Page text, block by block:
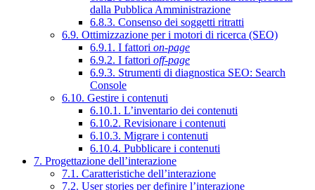
dalla Pubblica Amministrazione
6.8.3. Consenso dei soggetti ritratti
6.9. Ottimizzazione per i motori di ricerca (SEO)
6.9.1. I fattori on-page
6.9.2. I fattori off-page
6.9.3. Strumenti di diagnostica SEO: Search
Console
6.10. Gestire i contenuti
6.10.1. L’inventario dei contenuti
6.10.2. Revisionare i contenuti
6.10.3. Migrare i contenuti
6.10.4. Pubblicare i contenuti
7. Progettazione dell’interazione
7.1. Caratteristiche dell’interazione
7.2. User stories per definire l’interazione